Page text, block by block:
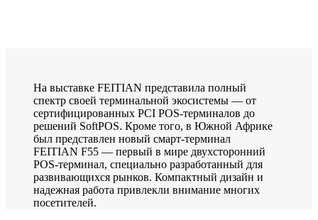
На выставке FEITIAN представила полный
спектр своей терминальной экосистемы — от
сертифицированных PCI POS-терминалов до
решений SoftPOS. Кроме того, в Южной Африке
был представлен новый смарт-терминал
FEITIAN F55 — первый в мире двухсторонний
POS-терминал, специально разработанный для
развивающихся рынков. Компактный дизайн и
надежная работа привлекли внимание многих
посетителей.